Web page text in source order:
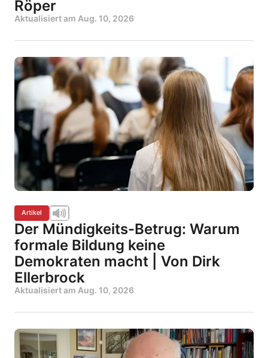
Röper
Aktualisiert am Aug. 10, 2026
Artikel
Der Mündigkeits-Betrug: Warum
formale Bildung keine
Demokraten macht | Von Dirk
Ellerbrock
Aktualisiert am Aug. 10, 2026